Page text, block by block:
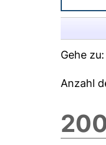
Gehe zu:
Anzahl